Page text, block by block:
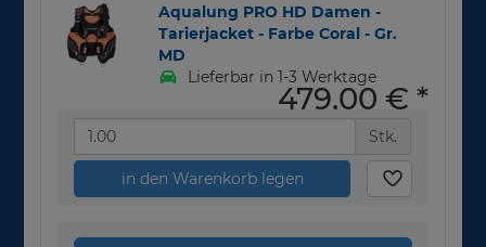
Aqualung PRO HD Damen -
Tarierjacket - Farbe Coral - Gr.
MD
Lieferbar in 1-3 Werktage
479,00 € *
Stk.
in den Warenkorb legen